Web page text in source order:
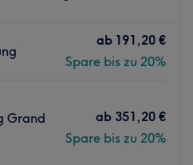
befindet sich nur eine
Antonia widmet ihre
dir und garantiert ein
Eine Beratung ist auf
ab 191,20 €
Spare bis zu 20%
Grand
ab 351,20 €
Spare bis zu 20%